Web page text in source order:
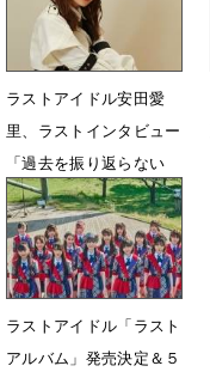
ラストアイドル安田愛
里、ラストインタビュー
「過去を振り返らない
し、後悔はない」
5月11日 18時01分
ラストアイドル「ラスト
アルバム」発売決定＆５